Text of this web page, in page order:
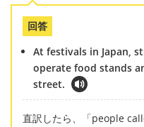
回答
At festivals in Japan,
operate food stands
street.
直訳したら、「people